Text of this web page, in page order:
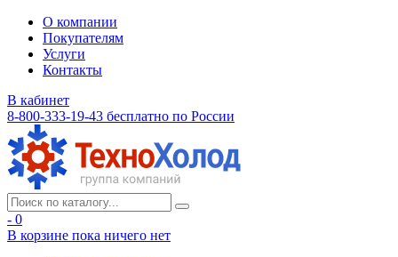
О компании
Покупателям
Услуги
Контакты
В кабинет
8-800-333-19-43 бесплатно по России
- 0
В корзине пока ничего нет